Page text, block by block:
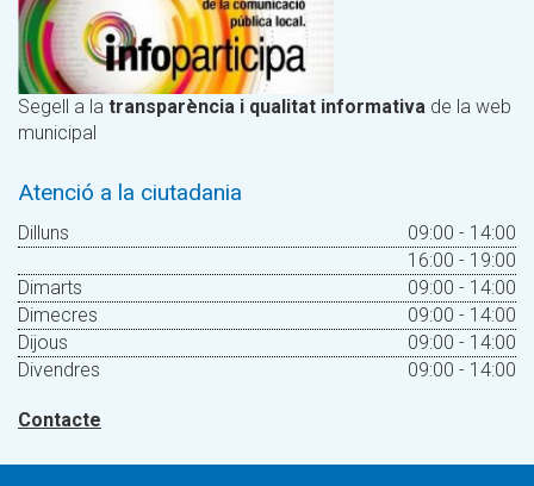
Segell a la transparència i qualitat informativa de la web
municipal
Atenció a la ciutadania
Dilluns
09:00 - 14:00
16:00 - 19:00
Dimarts
09:00 - 14:00
Dimecres
09:00 - 14:00
Dijous
09:00 - 14:00
Divendres
09:00 - 14:00
Contacte